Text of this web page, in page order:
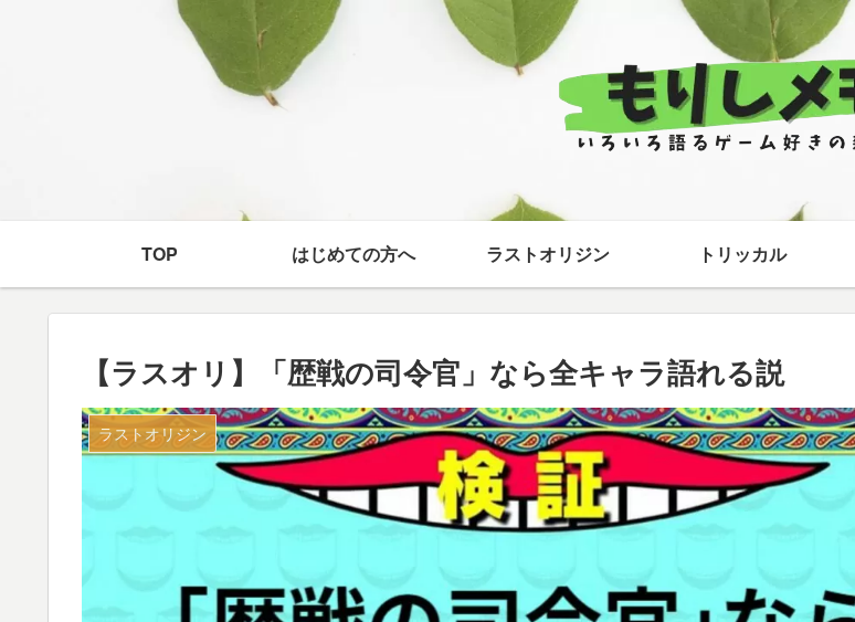
TOP はじめての方へ ラストオリジン トリッカル
【ラスオリ】「歴戦の司令官」なら全キャラ語れる説
ラストオリジン